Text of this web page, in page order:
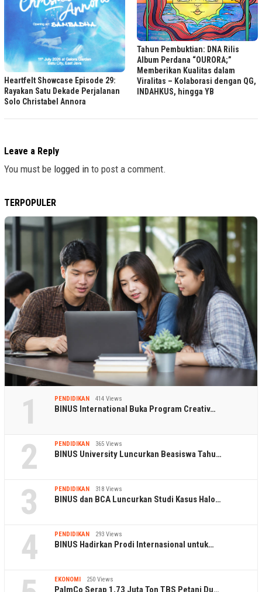
Heartfelt Showcase Episode 29:
Rayakan Satu Dekade Perjalanan
Solo Christabel Annora
Tahun Pembuktian: DNA Rilis
Album Perdana “OURORA;”
Memberikan Kualitas dalam
Viralitas – Kolaborasi dengan QG,
INDAHKUS, hingga YB
Leave a Reply
You must be logged in to post a comment.
TERPOPULER
1 PENDIDIKAN 414 Views
BINUS International Buka Program Creativ…
2 PENDIDIKAN 365 Views
BINUS University Luncurkan Beasiswa Tahu…
3 PENDIDIKAN 318 Views
BINUS dan BCA Luncurkan Studi Kasus Halo…
4 PENDIDIKAN 293 Views
BINUS Hadirkan Prodi Internasional untuk…
EKONOMI 250 Views
PalmCo Serap 1,73 Juta Ton TBS Petani Du…